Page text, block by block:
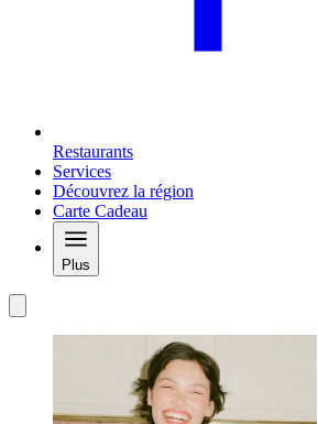
Restaurants
Services
Découvrez la région
Carte Cadeau
Plus